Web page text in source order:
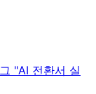
"AI 전환서 실